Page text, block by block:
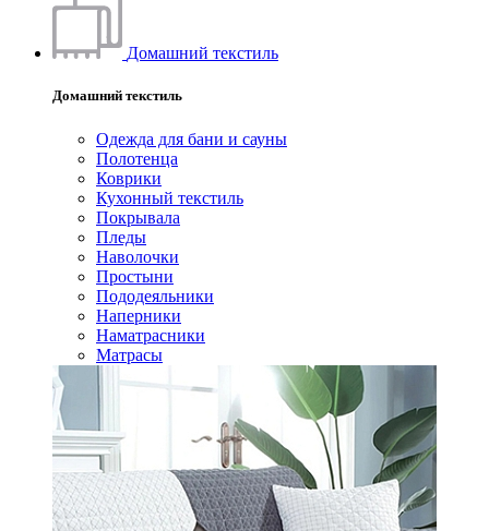
Домашний текстиль
Домашний текстиль
Одежда для бани и сауны
Полотенца
Коврики
Кухонный текстиль
Покрывала
Пледы
Наволочки
Простыни
Пододеяльники
Наперники
Наматрасники
Матрасы